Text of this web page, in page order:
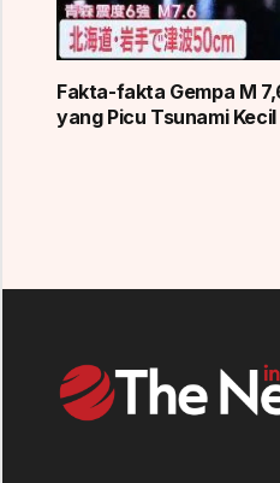
Fakta-fakta Gempa M
yang Picu Tsunami